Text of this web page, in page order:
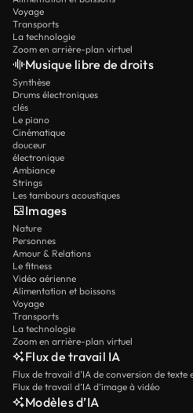
Voyage
Transports
La technologie
Zoom en arrière-plan virtuel
Musique libre de droits
Synthèse
Drums électroniques
clés
Le piano
Cinématique
douceur
électronique
Ambiance
Strings
Les tambours acoustiques
Images
Nature
Personnes
Amour & Relations
Le fitness
Vidéo aérienne
Alimentation et boissons
Voyage
Transports
La technologie
Zoom en arrière-plan virtuel
Flux de travail IA
Flux de travail d’IA de conversion de texte
Flux de travail d’IA d’image à vidéo
Modèles d’IA